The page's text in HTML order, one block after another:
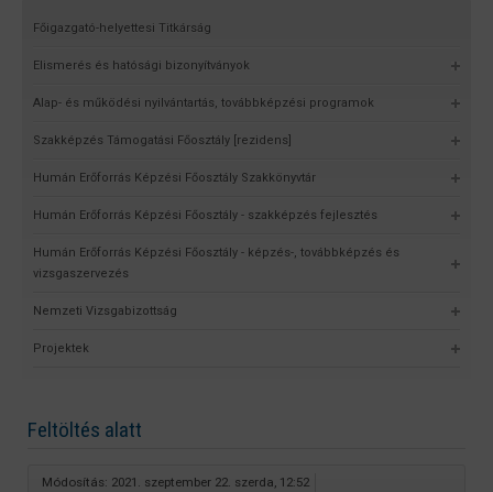
Főigazgató-helyettesi Titkárság
Elismerés és hatósági bizonyítványok
Alap- és működési nyilvántartás, továbbképzési programok
Szakképzés Támogatási Főosztály [rezidens]
Humán Erőforrás Képzési Főosztály Szakkönyvtár
Humán Erőforrás Képzési Főosztály - szakképzés fejlesztés
Humán Erőforrás Képzési Főosztály - képzés-, továbbképzés és
vizsgaszervezés
Nemzeti Vizsgabizottság
Projektek
Feltöltés alatt
Módosítás: 2021. szeptember 22. szerda, 12:52